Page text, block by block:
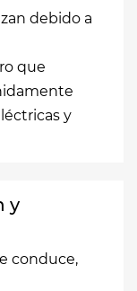
debido a
que
y
y
conduce,